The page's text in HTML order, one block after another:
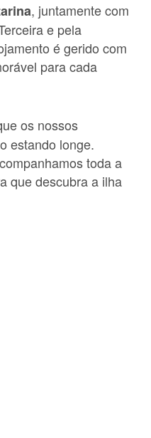
, juntamente com
e pela
é gerido com
para cada
os nossos
estando longe.
toda a
que descubra a ilha